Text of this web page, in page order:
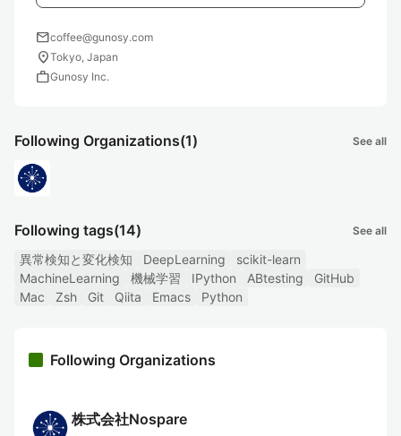
mailcoffee@gunosy.com
location_onTokyo, Japan
workGunosy Inc.
Following Organizations(1) See all
Following tags(14) See all
異常検知と変化検知 DeepLearning
scikit-learn
MachineLearning
機械学習 IPython ABtesting
GitHub
Mac
Zsh Git Qiita Emacs Python
Following Organizations
株式会社Nospare